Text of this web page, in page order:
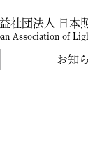
社団法人 日本
Association of
お知